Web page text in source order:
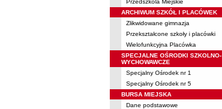
Przedszkola Miejskie
ARCHIWUM SZKÓŁ I PLACÓWEK
Zlikwidowane gimnazja
Przekształcone szkoły i placówki
Wielofunkcyjna Placówka
SPECJALNE OŚRODKI SZKOLNO-
WYCHOWAWCZE
Specjalny Ośrodek nr 1
Specjalny Ośrodek nr 5
BURSA MIEJSKA
Dane podstawowe